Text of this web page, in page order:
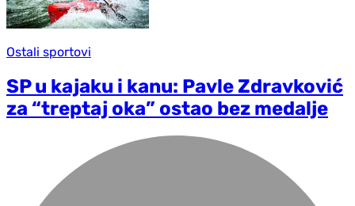
Ostali sportovi
SP u kajaku i kanu: Pavle Zdravković
za “treptaj oka” ostao bez medalje